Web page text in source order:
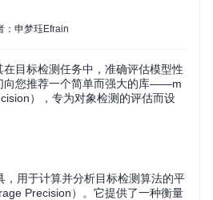
：申梦珏Efrain
目标检测任务中，准确评估模型性
向您推荐一个简单而强大的库——m
），专为对象检测的评估而设
，用于计算并分析目标检测算法的平
Precision）。它提供了一种衡量